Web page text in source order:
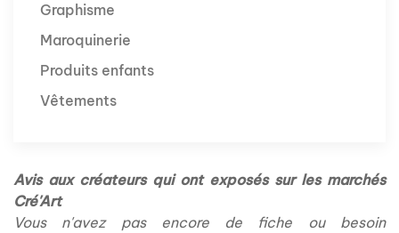
Graphisme
Maroquinerie
Produits enfants
Vêtements
Avis aux créateurs qui ont exposés sur les marchés
Cré'Art
Vous n'avez pas encore de fiche ou besoin